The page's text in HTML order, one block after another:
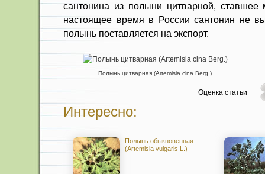
сантонина из полыни цитварной,
настоящее время в России сантонин не
полынь поставляется на экспорт.
Полынь цитварная (Artemisia cina Berg.)
Оценка статьи
Интересно:
Полынь обыкновенная
(Artemisia vulgaris L.)